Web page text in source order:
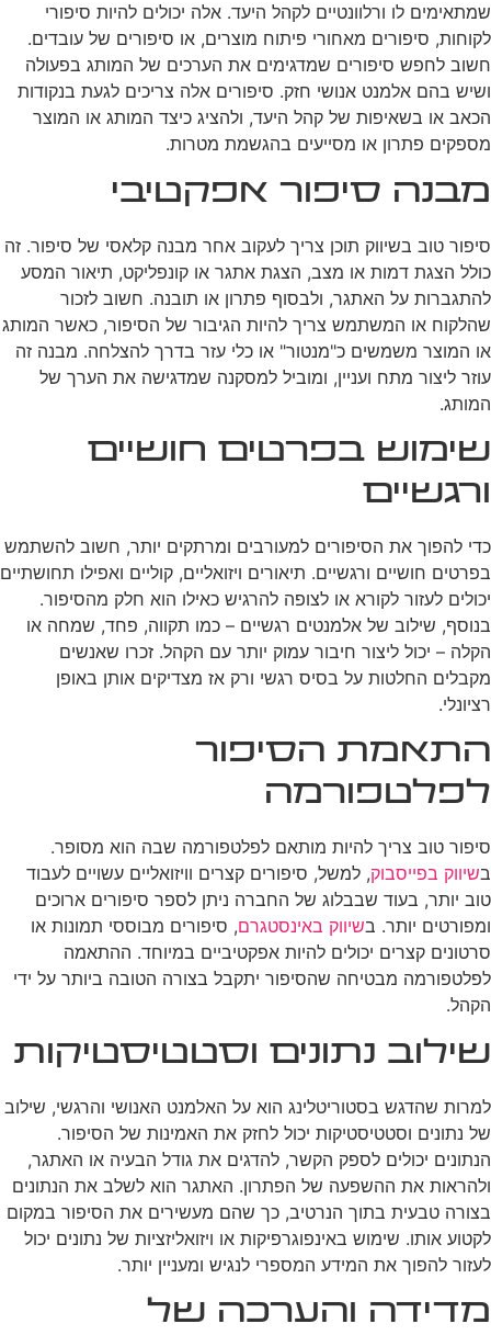
שמתאימים לו ורלוונטיים לקהל היעד. אלה יכולים להיות סיפורי
לקוחות, סיפורים מאחורי פיתוח מוצרים, או סיפורים של עובדים.
חשוב לחפש סיפורים שמדגימים את הערכים של המותג בפעולה
ושיש בהם אלמנט אנושי חזק. סיפורים אלה צריכים לגעת בנקודות
הכאב או בשאיפות של קהל היעד, ולהציג כיצד המותג או המוצר
מספקים פתרון או מסייעים בהגשמת מטרות.
מבנה סיפור אפקטיבי
סיפור טוב בשיווק תוכן צריך לעקוב אחר מבנה קלאסי של סיפור. זה
כולל הצגת דמות או מצב, הצגת אתגר או קונפליקט, תיאור המסע
להתגברות על האתגר, ולבסוף פתרון או תובנה. חשוב לזכור
שהלקוח או המשתמש צריך להיות הגיבור של הסיפור, כאשר המותג
או המוצר משמשים כ"מנטור" או כלי עזר בדרך להצלחה. מבנה זה
עוזר ליצור מתח ועניין, ומוביל למסקנה שמדגישה את הערך של
המותג.
שימוש בפרטים חושיים
ורגשיים
כדי להפוך את הסיפורים למעורבים ומרתקים יותר, חשוב להשתמש
בפרטים חושיים ורגשיים. תיאורים ויזואליים, קוליים ואפילו תחושתיים
יכולים לעזור לקורא או לצופה להרגיש כאילו הוא חלק מהסיפור.
בנוסף, שילוב של אלמנטים רגשיים – כמו תקווה, פחד, שמחה או
הקלה – יכול ליצור חיבור עמוק יותר עם הקהל. זכרו שאנשים
מקבלים החלטות על בסיס רגשי ורק אז מצדיקים אותן באופן
רציונלי.
התאמת הסיפור
לפלטפורמה
סיפור טוב צריך להיות מותאם לפלטפורמה שבה הוא מסופר.
בשיווק בפייסבוק, למשל, סיפורים קצרים וויזואליים עשויים לעבוד
טוב יותר, בעוד שבבלוג של החברה ניתן לספר סיפורים ארוכים
ומפורטים יותר. בשיווק באינסטגרם, סיפורים מבוססי תמונות או
סרטונים קצרים יכולים להיות אפקטיביים במיוחד. ההתאמה
לפלטפורמה מבטיחה שהסיפור יתקבל בצורה הטובה ביותר על ידי
הקהל.
שילוב נתונים וסטטיסטיקות
למרות שהדגש בסטוריטלינג הוא על האלמנט האנושי והרגשי, שילוב
של נתונים וסטטיסטיקות יכול לחזק את האמינות של הסיפור.
הנתונים יכולים לספק הקשר, להדגים את גודל הבעיה או האתגר,
ולהראות את ההשפעה של הפתרון. האתגר הוא לשלב את הנתונים
בצורה טבעית בתוך הנרטיב, כך שהם מעשירים את הסיפור במקום
לקטוע אותו. שימוש באינפוגרפיקות או ויזואליזציות של נתונים יכול
לעזור להפוך את המידע המספרי לנגיש ומעניין יותר.
מדידה והערכה של